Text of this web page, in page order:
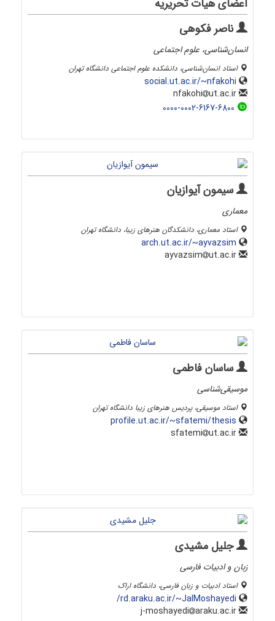
اعضای هیات تحریریه
ناصر فکوهی
انسان‌شناسی، علوم اجتماعی
استاد انسان‌شناسی، دانشکده علوم اجتماعی دانشگاه تهران
social.ut.ac.ir/~nfakohi
ut.ac.ir
0000-0002-6167-6800
سیمون آیوازیان
معماری
استاد معماری، دانشکدگان هنرهای زیبا، دانشگاه تهران
arch.ut.ac.ir/~ayvazsim
ut.ac.ir
ساسان فاطمی
موسیقی‌شناسی
استاد موسیقی، پردیس هنرهای زیبا دانشگاه تهران
profile.ut.ac.ir/~sfatemi/thesis
ut.ac.ir
جلیل مشیدی
زبان و ادبیات فارسی
استاد ادبیات و زبان فارسی، دانشگاه اراک
rd.araku.ac.ir/~JalMoshayedi/
araku.ac.ir